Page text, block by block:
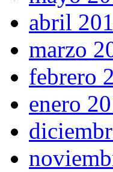
abril
marzo
febrero
enero